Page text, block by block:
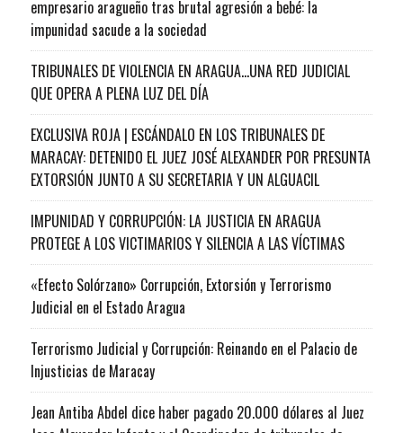
empresario aragueño tras brutal agresión a bebé: la
impunidad sacude a la sociedad
TRIBUNALES DE VIOLENCIA EN ARAGUA…UNA RED JUDICIAL
QUE OPERA A PLENA LUZ DEL DÍA
EXCLUSIVA ROJA | ESCÁNDALO EN LOS TRIBUNALES DE
MARACAY: DETENIDO EL JUEZ JOSÉ ALEXANDER POR PRESUNTA
EXTORSIÓN JUNTO A SU SECRETARIA Y UN ALGUACIL
IMPUNIDAD Y CORRUPCIÓN: LA JUSTICIA EN ARAGUA
PROTEGE A LOS VICTIMARIOS Y SILENCIA A LAS VÍCTIMAS
«Efecto Solórzano» Corrupción, Extorsión y Terrorismo
Judicial en el Estado Aragua
Terrorismo Judicial y Corrupción: Reinando en el Palacio de
Injusticias de Maracay
Jean Antiba Abdel dice haber pagado 20.000 dólares al Juez